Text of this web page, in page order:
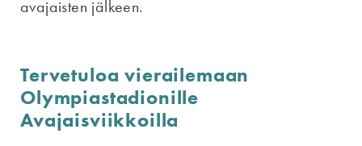
avajaisten jälkeen.
Tervetuloa vierailemaan
Olympiastadionille
Avajaisviikkoilla